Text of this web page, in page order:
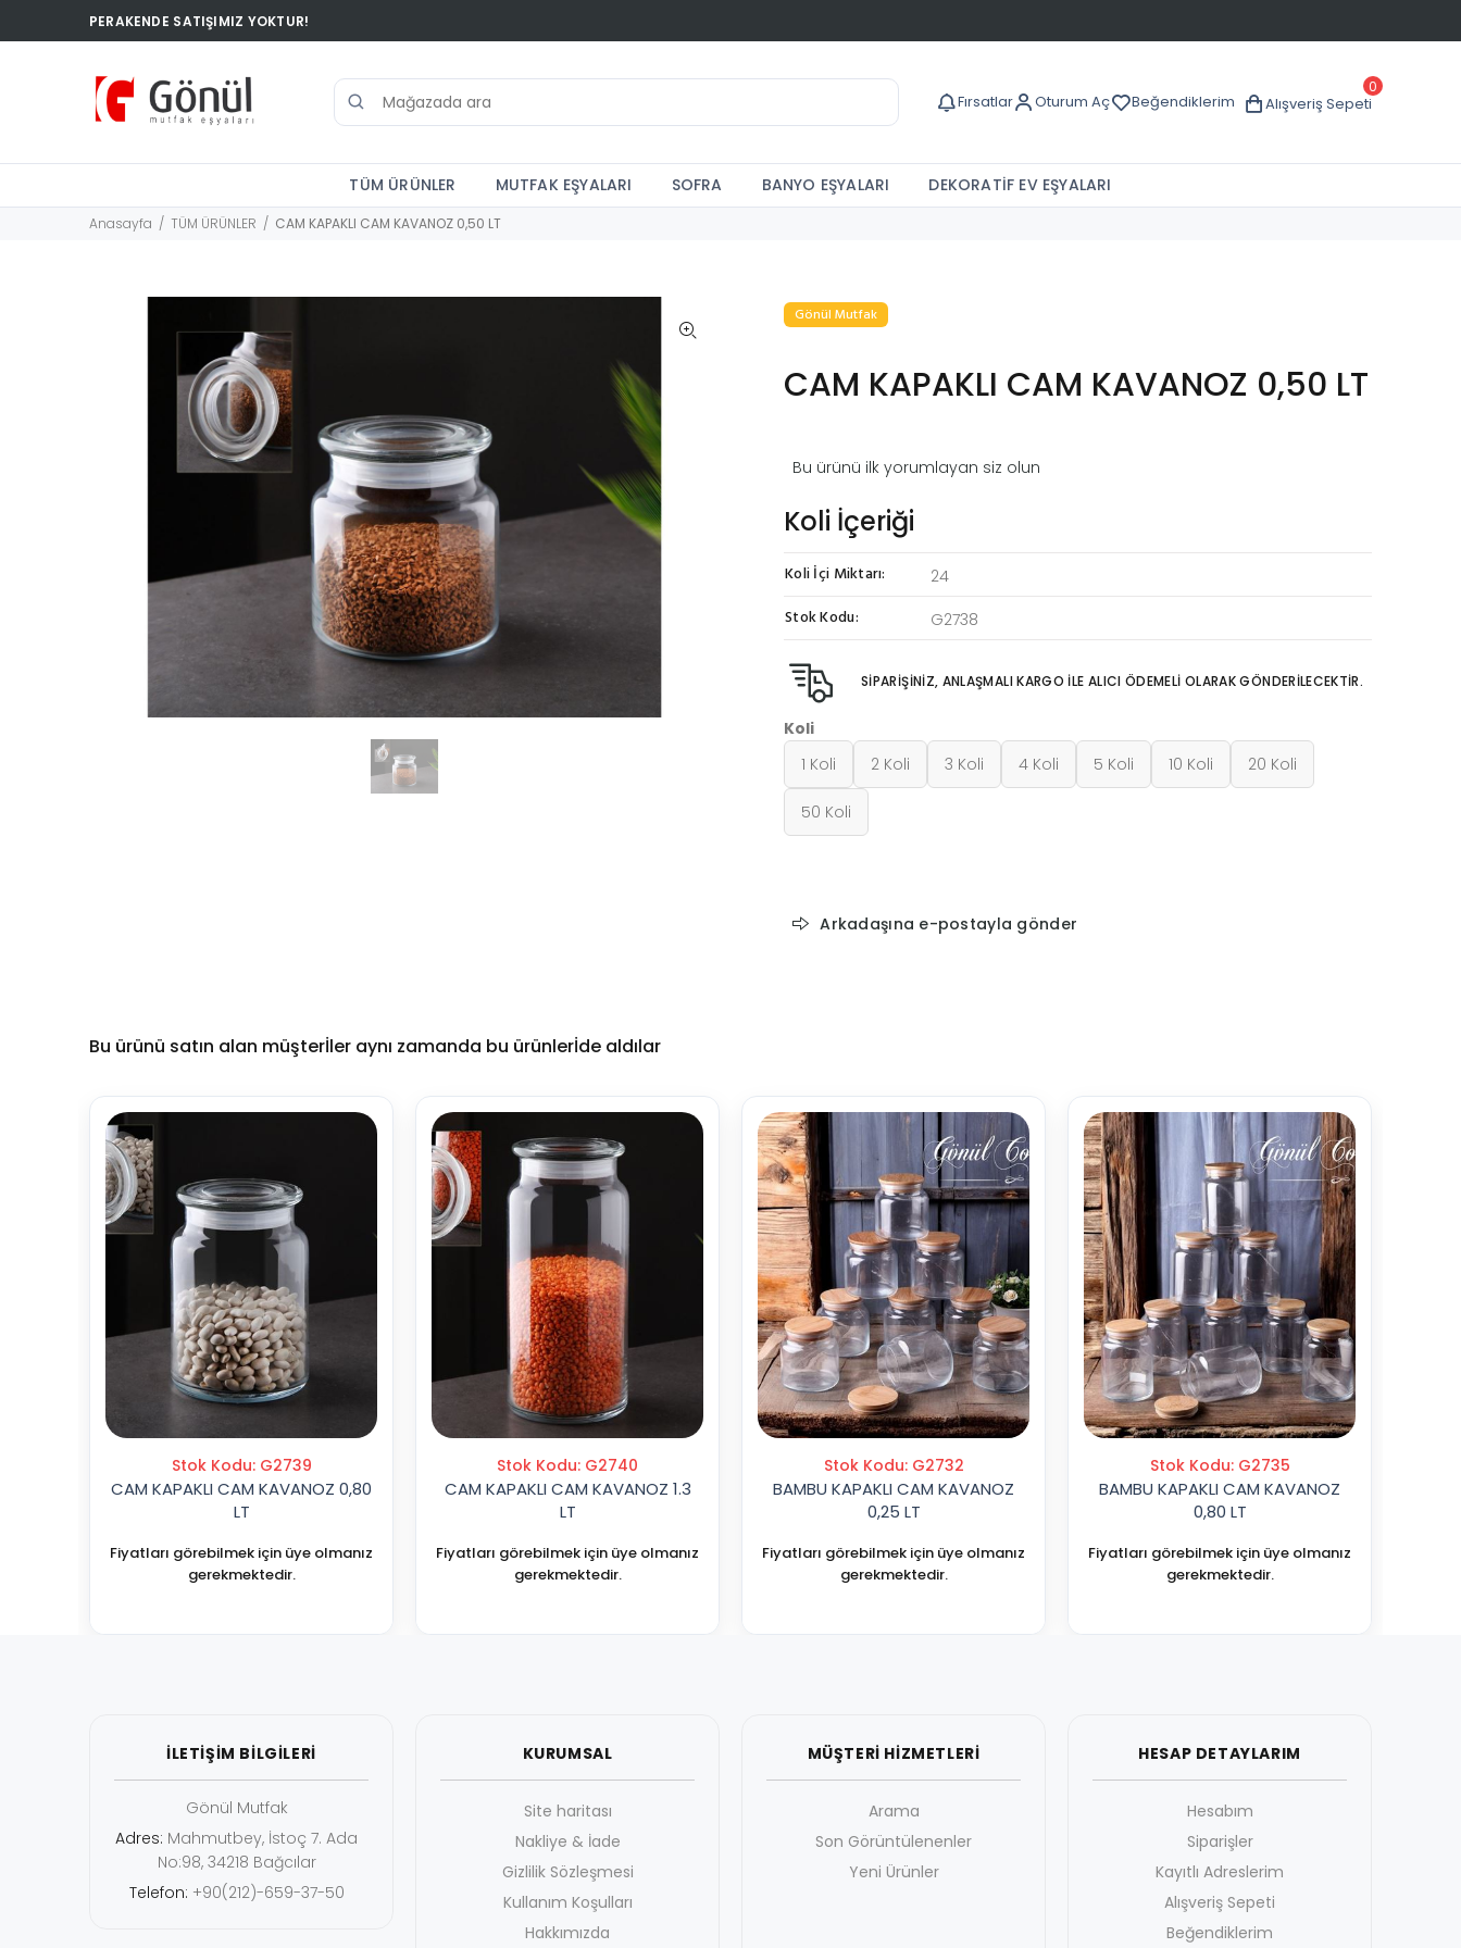
PERAKENDE SATIŞIMIZ YOKTUR!
Fırsatlar Oturum Aç Beğendiklerim Alışveriş Sepeti
0
TÜM ÜRÜNLER MUTFAK EŞYALARI SOFRA BANYO EŞYALARI DEKORATİF EV EŞYALARI
Anasayfa TÜM ÜRÜNLER CAM KAPAKLI CAM KAVANOZ 0,50 LT
Gönül Mutfak
CAM KAPAKLI CAM KAVANOZ 0,50 LT
Bu ürünü ilk yorumlayan siz olun
Koli İçeriği
Koli İçi Miktarı: 24
Stok Kodu: G2738
SİPARİŞİNİZ, ANLAŞMALI KARGO İLE ALICI ÖDEMELİ OLARAK GÖNDERİLECEKTİR.
Koli
1 Koli
2 Koli 3 Koli 4 Koli 5 Koli 10 Koli 20 Koli
50 Koli
Arkadaşına e-postayla gönder
Bu ürünü satın alan müşterİler aynı zamanda bu ürünlerİde aldılar
Stok Kodu: G2739
CAM KAPAKLI CAM KAVANOZ 0,80
LT
Fiyatları görebilmek için üye olmanız
gerekmektedir.
Stok Kodu: G2740
CAM KAPAKLI CAM KAVANOZ 1.3
LT
Fiyatları görebilmek için üye olmanız
gerekmektedir.
Stok Kodu: G2732
BAMBU KAPAKLI CAM KAVANOZ
0,25 LT
Fiyatları görebilmek için üye olmanız
gerekmektedir.
Stok Kodu: G2735
BAMBU KAPAKLI CAM KAVANOZ
0,80 LT
Fiyatları görebilmek için üye olmanız
gerekmektedir.
İLETİŞİM BİLGİLERİ
Gönül Mutfak
Adres: Mahmutbey, İstoç 7. Ada
No:98, 34218 Bağcılar
Telefon: +90(212)-659-37-50
KURUMSAL
Site haritası
Nakliye & İade
Gizlilik Sözleşmesi
Kullanım Koşulları
Hakkımızda
MÜŞTERİ HİZMETLERİ
Arama
Son Görüntülenenler
Yeni Ürünler
HESAP DETAYLARIM
Hesabım
Siparişler
Kayıtlı Adreslerim
Alışveriş Sepeti
Beğendiklerim